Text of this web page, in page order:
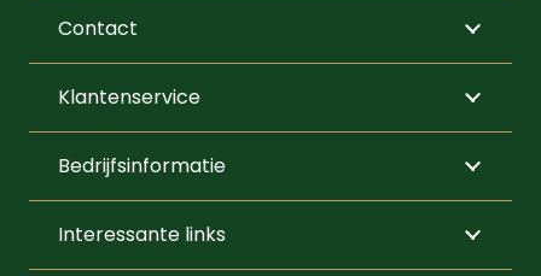
Contact
Klantenservice
Bedrijfsinformatie
Interessante links